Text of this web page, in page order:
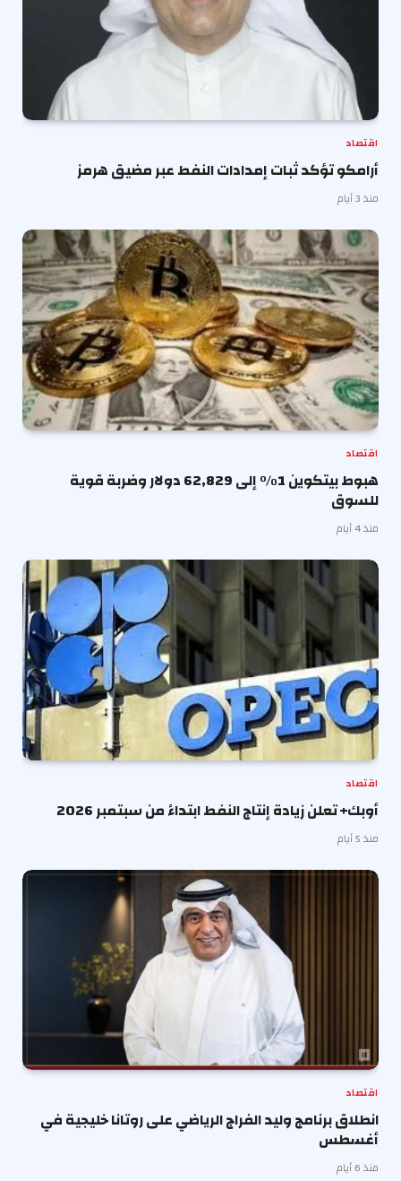
اقتصاد
أرامكو تؤكد ثبات إمدادات النفط عبر مضيق هرمز
منذ 3 أيام
اقتصاد
هبوط بيتكوين 1% إلى 62,829 دولار وضربة قوية
للسوق
منذ 4 أيام
اقتصاد
أوبك+ تعلن زيادة إنتاج النفط ابتداءً من سبتمبر 2026
منذ 5 أيام
اقتصاد
انطلاق برنامج وليد الفراج الرياضي على روتانا خليجية في
أغسطس
منذ 6 أيام